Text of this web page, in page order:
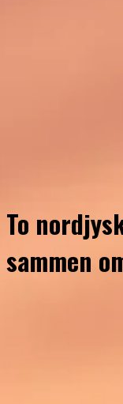
To
sammen